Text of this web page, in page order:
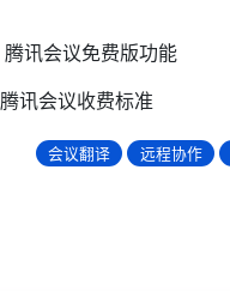
腾讯会议免费版功能
腾讯会议收费标准
会议翻译 远程协作